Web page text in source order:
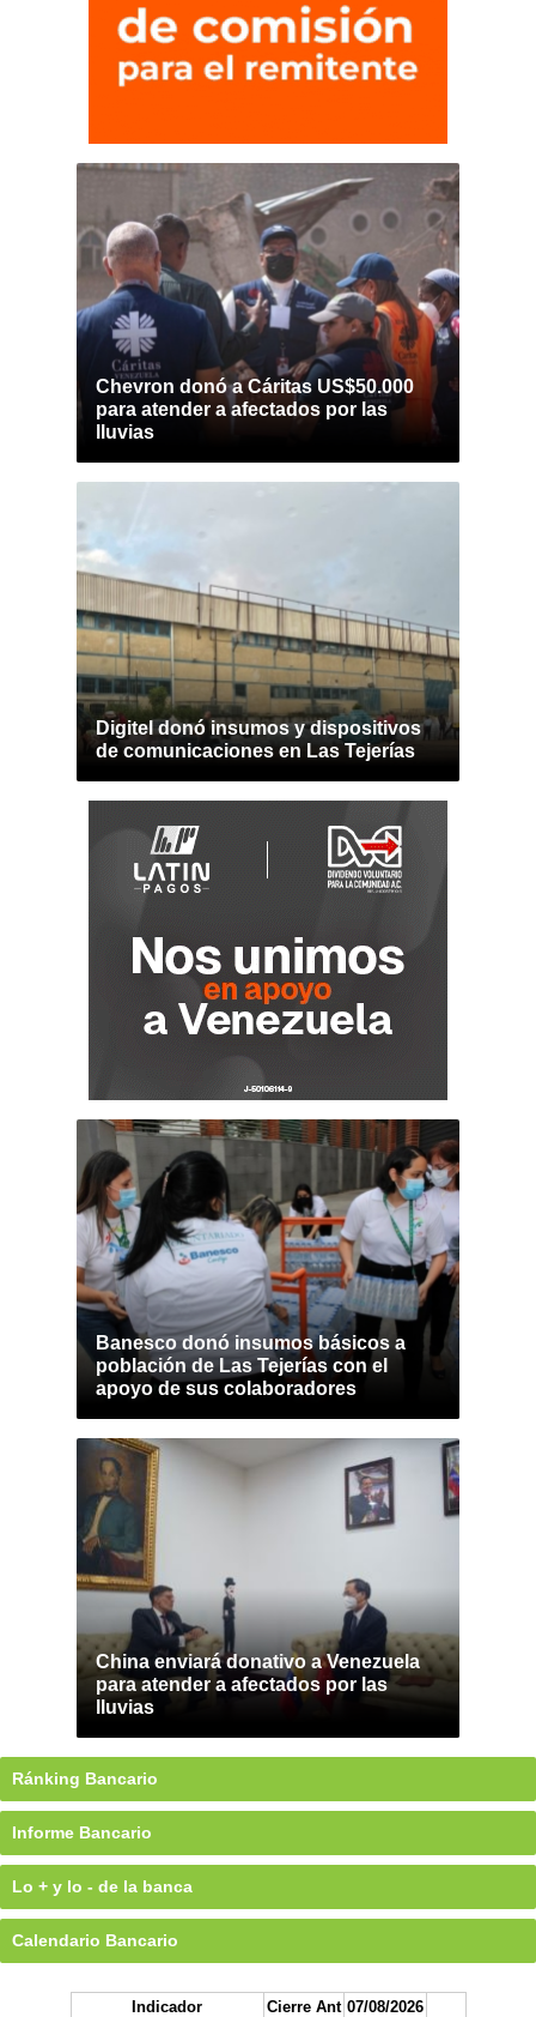
Chevron donó a Cáritas US$50.000
para atender a afectados por las
lluvias
Digitel donó insumos y dispositivos
de comunicaciones en Las Tejerías
Banesco donó insumos básicos a
población de Las Tejerías con el
apoyo de sus colaboradores
China enviará donativo a Venezuela
para atender a afectados por las
lluvias
Ránking Bancario
Informe Bancario
Lo + y lo - de la banca
Calendario Bancario
Indicador Cierre Ant 07/08/2026